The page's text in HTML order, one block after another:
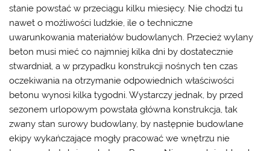
stanie powstać w przeciągu kilku miesięcy. Nie chodzi tu
nawet o możliwości ludzkie, ile o techniczne
uwarunkowania materiałów budowlanych. Przecież wylany
beton musi mieć co najmniej kilka dni by dostatecznie
stwardniał, a w przypadku konstrukcji nośnych ten czas
oczekiwania na otrzymanie odpowiednich właściwości
betonu wynosi kilka tygodni. Wystarczy jednak, by przed
sezonem urlopowym powstała główna konstrukcja, tak
zwany stan surowy budowlany, by następnie budowlane
ekipy wykańczające mogły pracować we wnętrzu nie